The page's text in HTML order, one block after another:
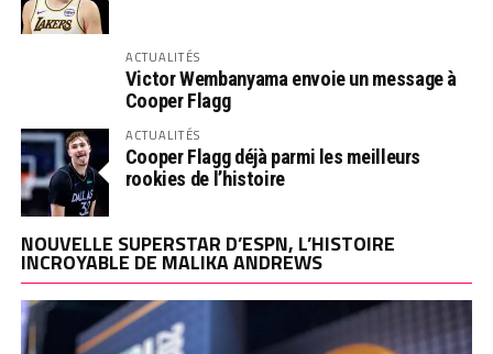
ACTUALITÉS
Victor Wembanyama envoie un message à
Cooper Flagg
ACTUALITÉS
Cooper Flagg déjà parmi les meilleurs
rookies de l’histoire
NOUVELLE SUPERSTAR D’ESPN, L’HISTOIRE
INCROYABLE DE MALIKA ANDREWS